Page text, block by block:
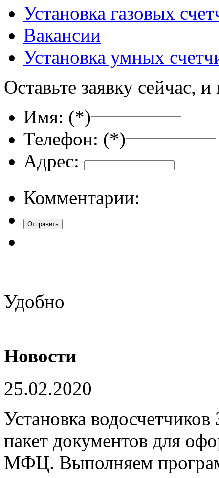
Установка газовых
Вакансии
Установка умных
Оставьте заявку сейчас,
Имя: (*)
Телефон: (*)
Адрес:
Комментарии:
Удобно
Новости
25.02.2020
Установка
пакет документов для
МФЦ. Выполняем